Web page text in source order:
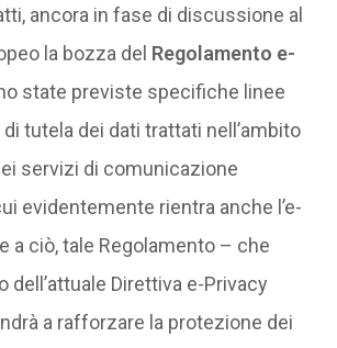
ancora in fase di discussione al
la bozza del Regolamento e-
state previste specifiche linee
tutela dei dati trattati nell’ambito
servizi di comunicazione
evidentemente rientra anche l’e-
a ciò, tale Regolamento – che
dell’attuale Direttiva e-Privacy
a rafforzare la protezione dei